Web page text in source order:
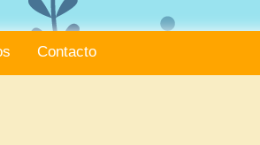
Contacto